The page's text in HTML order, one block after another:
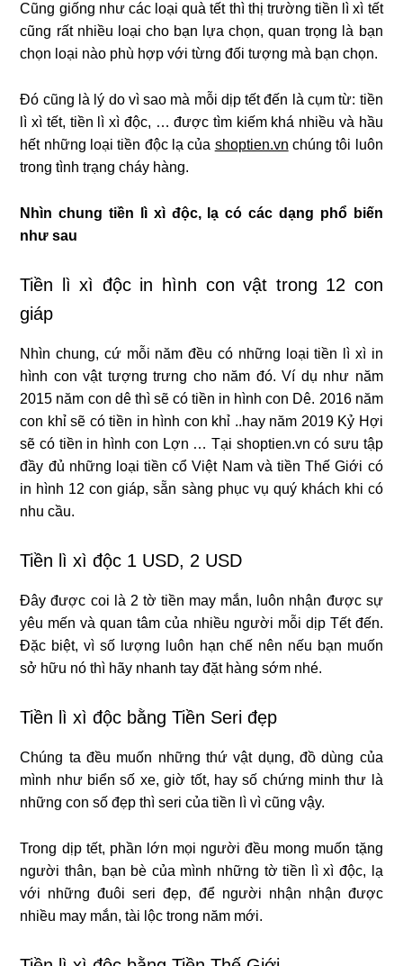
Cũng giống như các loại quà tết thì thị trường tiền lì xì tết
cũng rất nhiều loại cho bạn lựa chọn, quan trọng là bạn
chọn loại nào phù hợp với từng đối tượng mà bạn chọn.
Đó cũng là lý do vì sao mà mỗi dịp tết đến là cụm từ: tiền
lì xì tết, tiền lì xì độc, … được tìm kiếm khá nhiều và hầu
hết những loại tiền độc lạ của shoptien.vn chúng tôi luôn
trong tình trạng cháy hàng.
Nhìn chung tiền lì xì độc, lạ có các dạng phổ biến
như sau
Tiền lì xì độc in hình con vật trong 12 con
giáp
Nhìn chung, cứ mỗi năm đều có những loại tiền lì xì in
hình con vật tượng trưng cho năm đó. Ví dụ như năm
2015 năm con dê thì sẽ có tiền in hình con Dê. 2016 năm
con khỉ sẽ có tiền in hình con khỉ ..hay năm 2019 Kỷ Hợi
sẽ có tiền in hình con Lợn … Tại shoptien.vn có sưu tập
đầy đủ những loại tiền cổ Việt Nam và tiền Thế Giới có
in hình 12 con giáp, sẵn sàng phục vụ quý khách khi có
nhu cầu.
Tiền lì xì độc 1 USD, 2 USD
Đây được coi là 2 tờ tiền may mắn, luôn nhận được sự
yêu mến và quan tâm của nhiều người mỗi dịp Tết đến.
Đặc biệt, vì số lượng luôn hạn chế nên nếu bạn muốn
sở hữu nó thì hãy nhanh tay đặt hàng sớm nhé.
Tiền lì xì độc bằng Tiền Seri đẹp
Chúng ta đều muốn những thứ vật dụng, đồ dùng của
mình như biển số xe, giờ tốt, hay số chứng minh thư là
những con số đẹp thì seri của tiền lì vì cũng vậy.
Trong dịp tết, phần lớn mọi người đều mong muốn tặng
người thân, bạn bè của mình những tờ tiền lì xì độc, lạ
với những đuôi seri đẹp, để người nhận nhận được
nhiều may mắn, tài lộc trong năm mới.